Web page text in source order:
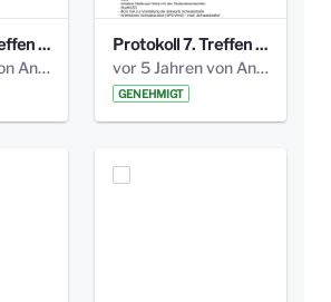
Protokoll 8. Treffen 20150330 AG Bismarckplatz.pdf
vor 5 Jahren von Anni Schlumberger
Protokoll 7. Treffen 20150308 AG Bismarckplatz.pdf
vor 5 Jahren von Anni Schlumberger
GENEHMIGT